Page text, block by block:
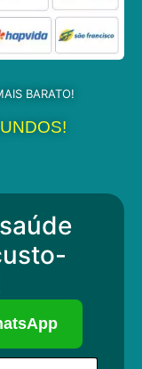
BARATO!